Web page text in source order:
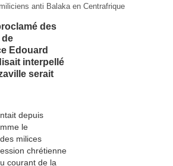
anti Balaka en Centrafrique
des
de
Edouard
interpellé
serait
depuis
le
milices
chrétienne
courant de la